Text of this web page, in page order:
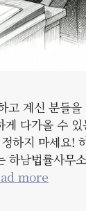
계신 분들
다가올 수
하지 마세요!
하남법률사무
more